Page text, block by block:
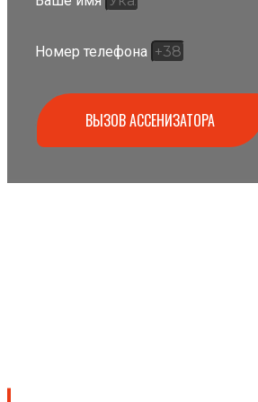
Номер телефона
ВЫЗОВ АССЕНИЗАТОРА